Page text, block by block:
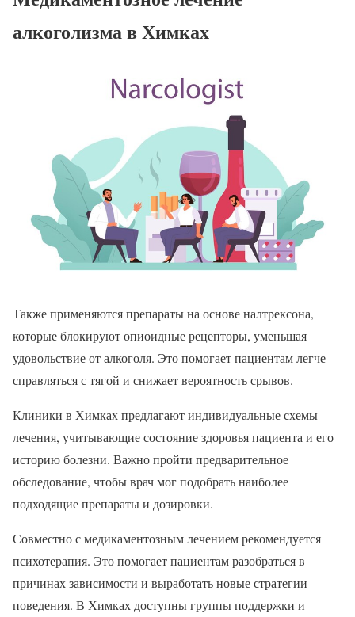
алкоголизма в Химках
Также применяются препараты на основе налтрексона,
которые блокируют опиоидные рецепторы, уменьшая
удовольствие от алкоголя. Это помогает пациентам легче
справляться с тягой и снижает вероятность срывов.
Клиники в Химках предлагают индивидуальные схемы
лечения, учитывающие состояние здоровья пациента и его
историю болезни. Важно пройти предварительное
обследование, чтобы врач мог подобрать наиболее
подходящие препараты и дозировки.
Совместно с медикаментозным лечением рекомендуется
психотерапия. Это помогает пациентам разобраться в
причинах зависимости и выработать новые стратегии
поведения. В Химках доступны группы поддержки и